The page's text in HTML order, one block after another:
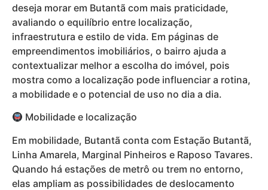
deseja morar em Butantã com mais praticidade,
avaliando o equilíbrio entre localização,
infraestrutura e estilo de vida. Em páginas de
empreendimentos imobiliários, o bairro ajuda a
contextualizar melhor a escolha do imóvel, pois
mostra como a localização pode influenciar a rotina,
a mobilidade e o potencial de uso no dia a dia.
Mobilidade e localização
Em mobilidade, Butantã conta com Estação Butantã,
Linha Amarela, Marginal Pinheiros e Raposo Tavares.
Quando há estações de metrô ou trem no entorno,
elas ampliam as possibilidades de deslocamento